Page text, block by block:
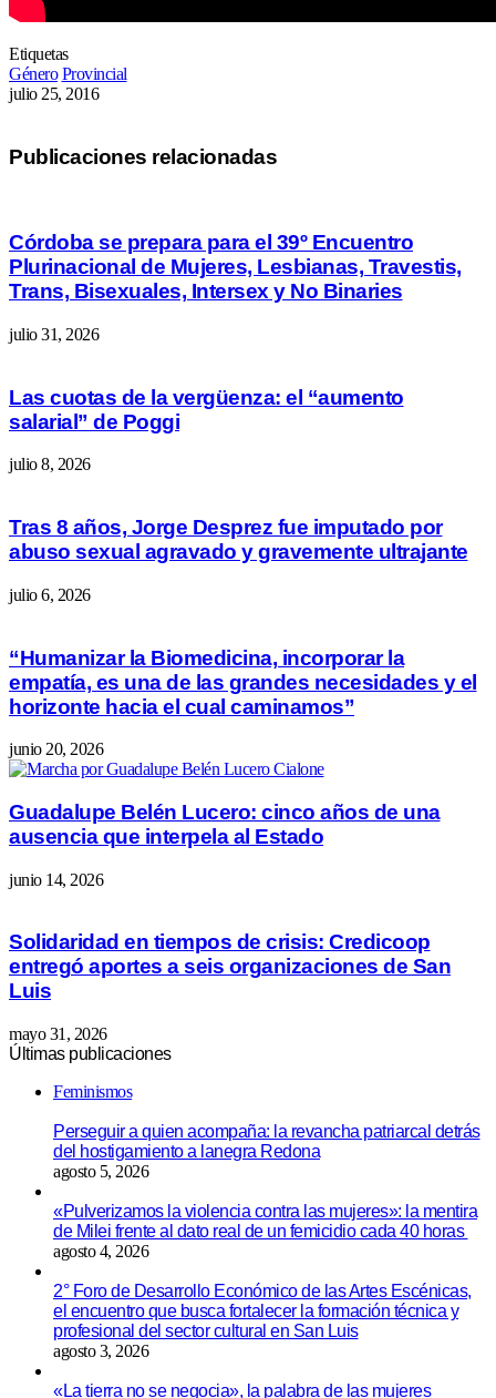
Etiquetas
Género Provincial
julio 25, 2016
Publicaciones relacionadas
Córdoba se prepara para el 39º Encuentro
Plurinacional de Mujeres, Lesbianas, Travestis,
Trans, Bisexuales, Intersex y No Binaries
julio 31, 2026
Las cuotas de la vergüenza: el “aumento
salarial” de Poggi
julio 8, 2026
Tras 8 años, Jorge Desprez fue imputado por
abuso sexual agravado y gravemente ultrajante
julio 6, 2026
“Humanizar la Biomedicina, incorporar la
empatía, es una de las grandes necesidades y el
horizonte hacia el cual caminamos”
junio 20, 2026
Guadalupe Belén Lucero: cinco años de una
ausencia que interpela al Estado
junio 14, 2026
Solidaridad en tiempos de crisis: Credicoop
entregó aportes a seis organizaciones de San
Luis
mayo 31, 2026
Últimas publicaciones
Feminismos
Perseguir a quien acompaña: la revancha patriarcal detrás
del hostigamiento a lanegra Redona
agosto 5, 2026
«Pulverizamos la violencia contra las mujeres»: la mentira
de Milei frente al dato real de un femicidio cada 40 horas
agosto 4, 2026
2° Foro de Desarrollo Económico de las Artes Escénicas,
el encuentro que busca fortalecer la formación técnica y
profesional del sector cultural en San Luis
agosto 3, 2026
«La tierra no se negocia», la palabra de las mujeres